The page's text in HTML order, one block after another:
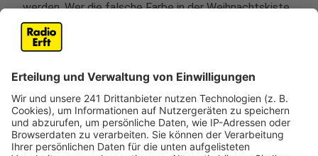
werden. Wer die falsche Farbe in der Weihnachtskiste
hat oder Schmuck, den er nicht mehr mag, der kann
gut erhaltenen Baumschmuck ab dem 18. November
abgeben. Die Sachen werden dann sortiert und in den
Containern des Brühler Rathauses in Ost ausgestellt.
Dort können dann alle Brühler an insgesamt drei
Terminen zum Stöbern kommen und sich „neuen“ alten
Weihnachtsschmuck mitnehmen - und zwar kostenlos.